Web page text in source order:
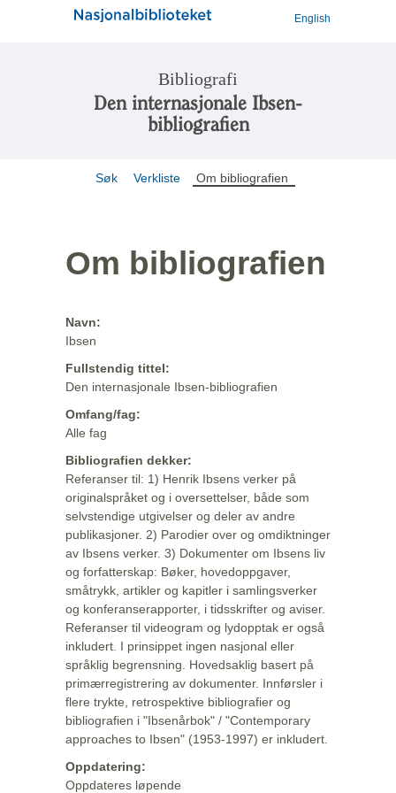
English
Bibliografi
Den internasjonale Ibsen-
bibliografien
Søk Verkliste Om bibliografien
Om bibliografien
Navn:
Ibsen
Fullstendig tittel:
Den internasjonale Ibsen-bibliografien
Omfang/fag:
Alle fag
Bibliografien dekker:
Referanser til: 1) Henrik Ibsens verker på
originalspråket og i oversettelser, både som
selvstendige utgivelser og deler av andre
publikasjoner. 2) Parodier over og omdiktninger
av Ibsens verker. 3) Dokumenter om Ibsens liv
og forfatterskap: Bøker, hovedoppgaver,
småtrykk, artikler og kapitler i samlingsverker
og konferanserapporter, i tidsskrifter og aviser.
Referanser til videogram og lydopptak er også
inkludert. I prinsippet ingen nasjonal eller
språklig begrensning. Hovedsaklig basert på
primærregistrering av dokumenter. Innførsler i
flere trykte, retrospektive bibliografier og
bibliografien i "Ibsenårbok" / "Contemporary
approaches to Ibsen" (1953-1997) er inkludert.
Oppdatering:
Oppdateres løpende